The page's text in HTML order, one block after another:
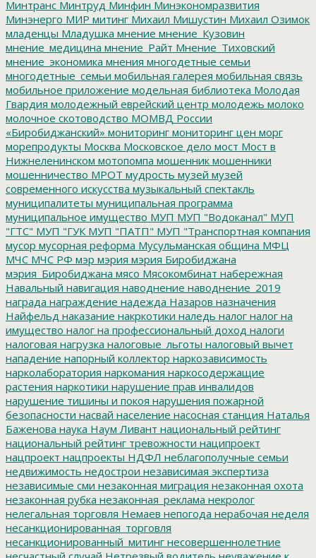
Минтранс Минтруд Минфин Минэкономразвития
Минэнерго МИР митинг Михаил Мишустин Михаил Озимок
младенцы Младушка мнение мнение_Кузовин
мнение_медицина мнение_Райт Мнение_Тиховский
мнение_экономика мнения многодетные семьи
многодетные_семьи мобильная галерея мобильная связь
мобильное приложение модельная библиотека Молодая
Гвардия молодежный еврейский центр молодежь молоко
молочное скотоводство МОМВД России
«Биробиджанский» мониторинг мониторинг цен морг
морепродукты Москва Московское дело мост Мост в
Нижнеленинском мотопомпа мошенник мошенники
мошенничество МРОТ мудрость музей музей
современного искусства музыкальный спектакль
муниципалитеты муниципальная программа
муниципальное имущество МУП МУП "Водоканал" МУП
"ГТС" МУП "ГУКМУП "ПАТП" МУП "Транспортная компания
мусор мусорная реформа Мусульманская община МФЦ
МЧС МЧС РФ мэр мэрия мэрия Биробиджана
мэрия_Биробиджана мясо Мясокомбинат набережная
Навальный навигация наводнение наводнение_2019
награда награждение надежда Назаров назначения
Найфельд наказание накркотики наледь налог налог на
имущество налог на профессиональный доход налоги
налоговая нагрузка налоговые_льготы налоговый вычет
нападение напорный коллектор наркозависимость
нарколаборатория наркомания наркосодержащие
растения наркотики нарушение прав инвалидов
нарушение тишины и покоя нарушения пожарной
безопасности насвай население насосная станция Наталья
Баженова наука Наум Ливант национальный рейтинг
национальный рейтинг тревожности наципроект
нацпроект нацпроекты НДФЛ неблагополучные семьи
недвижимость недострои независимая экспертиза
независимые сми незаконная миграция незаконная охота
незаконная рубка незаконная_реклама некролог
нелегальная торговля Немаев непогода нерабочая неделя
несанкционированная_торговля
несанкционированный_митинг несовершеннолетние